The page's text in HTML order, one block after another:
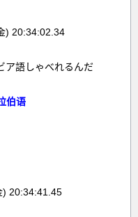
) 20:34:02.34
ア語しゃべれるんだ
伯语
) 20:34:41.45